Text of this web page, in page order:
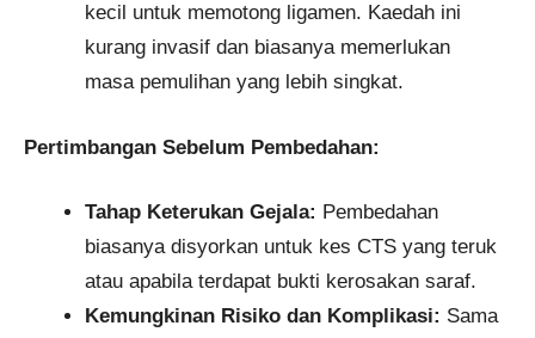
kecil untuk memotong ligamen. Kaedah ini
kurang invasif dan biasanya memerlukan
masa pemulihan yang lebih singkat.
Pertimbangan Sebelum Pembedahan:
Tahap Keterukan Gejala: Pembedahan
biasanya disyorkan untuk kes CTS yang teruk
atau apabila terdapat bukti kerosakan saraf.
Kemungkinan Risiko dan Komplikasi: Sama